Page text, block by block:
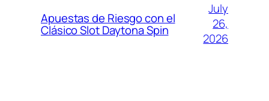
Apuestas de Riesgo con el
Clásico Slot Daytona Spin
July
26,
2026